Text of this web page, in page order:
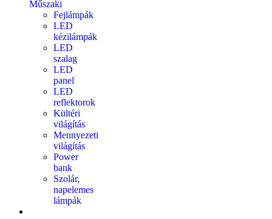
Műszaki
Fejlámpák
LED
kézilámpák
LED
szalag
LED
panel
LED
reflektorok
Kültéri
világítás
Mennyezeti
világítás
Power
bank
Szolár,
napelemes
lámpák